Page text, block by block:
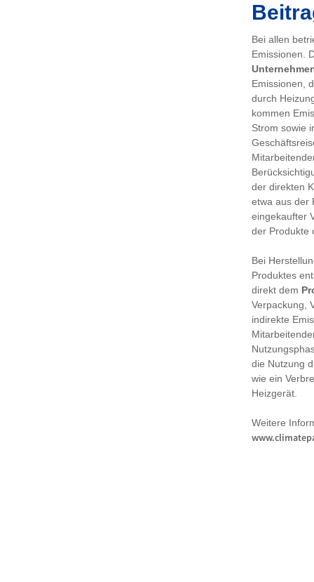
Bei allen
Emissionen.
Emissionen,
durch
kommen
Strom sowie
der direkten
etwa aus der
eingekaufter
der Produkte
Bei
Produktes
direkt dem
Verpackung,
indirekte
die Nutzung
wie ein
Heizgerät.
Weitere